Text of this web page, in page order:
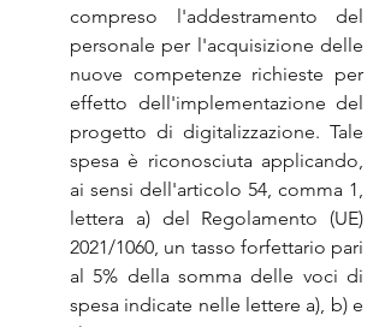
compreso l'addestramento del
personale per l'acquisizione delle
nuove competenze richieste per
effetto dell'implementazione del
progetto di digitalizzazione. Tale
spesa è riconosciuta applicando,
ai sensi dell'articolo 54, comma 1,
lettera a) del Regolamento (UE)
2021/1060, un tasso forfettario pari
al 5% della somma delle voci di
spesa indicate nelle lettere a), b) e